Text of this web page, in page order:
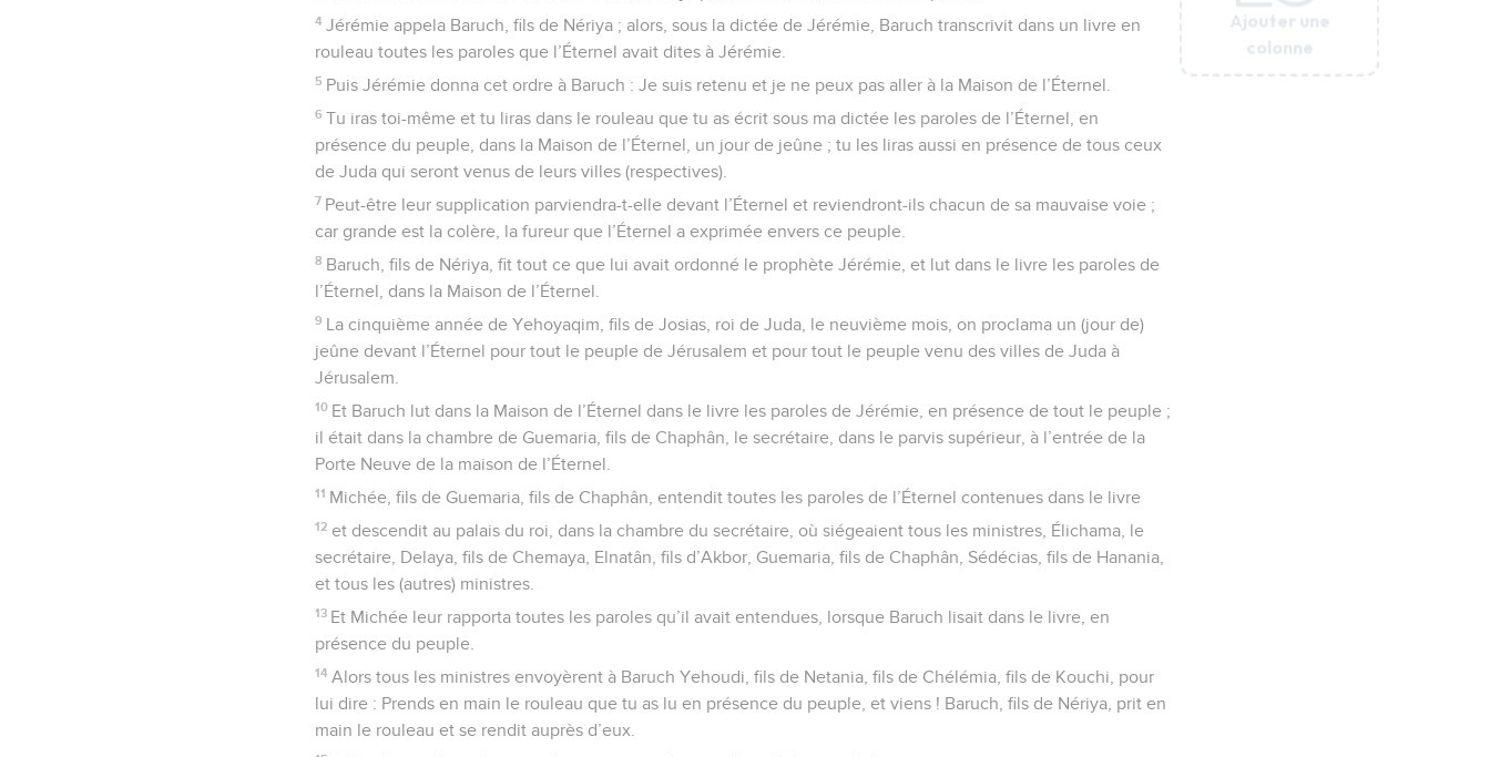
Ajouter une
colonne
Ajouter une
colonne
4 Jérémie appela Baruch, fils de Nériya ; alors, sous la dictée de Jérémie, Baruch transcrivit dans un livre en
rouleau toutes les paroles que l’Éternel avait dites à Jérémie.
5 Puis Jérémie donna cet ordre à Baruch : Je suis retenu et je ne peux pas aller à la Maison de l’Éternel.
6 Tu iras toi-même et tu liras dans le rouleau que tu as écrit sous ma dictée les paroles de l’Éternel, en
présence du peuple, dans la Maison de l’Éternel, un jour de jeûne ; tu les liras aussi en présence de tous ceux
de Juda qui seront venus de leurs villes (respectives).
7 Peut-être leur supplication parviendra-t-elle devant l’Éternel et reviendront-ils chacun de sa mauvaise voie ;
car grande est la colère, la fureur que l’Éternel a exprimée envers ce peuple.
8 Baruch, fils de Nériya, fit tout ce que lui avait ordonné le prophète Jérémie, et lut dans le livre les paroles de
l’Éternel, dans la Maison de l’Éternel.
9 La cinquième année de Yehoyaqim, fils de Josias, roi de Juda, le neuvième mois, on proclama un (jour de)
jeûne devant l’Éternel pour tout le peuple de Jérusalem et pour tout le peuple venu des villes de Juda à
Jérusalem.
10 Et Baruch lut dans la Maison de l’Éternel dans le livre les paroles de Jérémie, en présence de tout le peuple ;
il était dans la chambre de Guemaria, fils de Chaphân, le secrétaire, dans le parvis supérieur, à l’entrée de la
Porte Neuve de la maison de l’Éternel.
11 Michée, fils de Guemaria, fils de Chaphân, entendit toutes les paroles de l’Éternel contenues dans le livre
12 et descendit au palais du roi, dans la chambre du secrétaire, où siégeaient tous les ministres, Élichama, le
secrétaire, Delaya, fils de Chemaya, Elnatân, fils d’Akbor, Guemaria, fils de Chaphân, Sédécias, fils de Hanania,
et tous les (autres) ministres.
13 Et Michée leur rapporta toutes les paroles qu’il avait entendues, lorsque Baruch lisait dans le livre, en
présence du peuple.
14 Alors tous les ministres envoyèrent à Baruch Yehoudi, fils de Netania, fils de Chélémia, fils de Kouchi, pour
lui dire : Prends en main le rouleau que tu as lu en présence du peuple, et viens ! Baruch, fils de Nériya, prit en
main le rouleau et se rendit auprès d’eux.
Ajouter une
colonne
Ajouter une
colonne
Ajouter une
colonne